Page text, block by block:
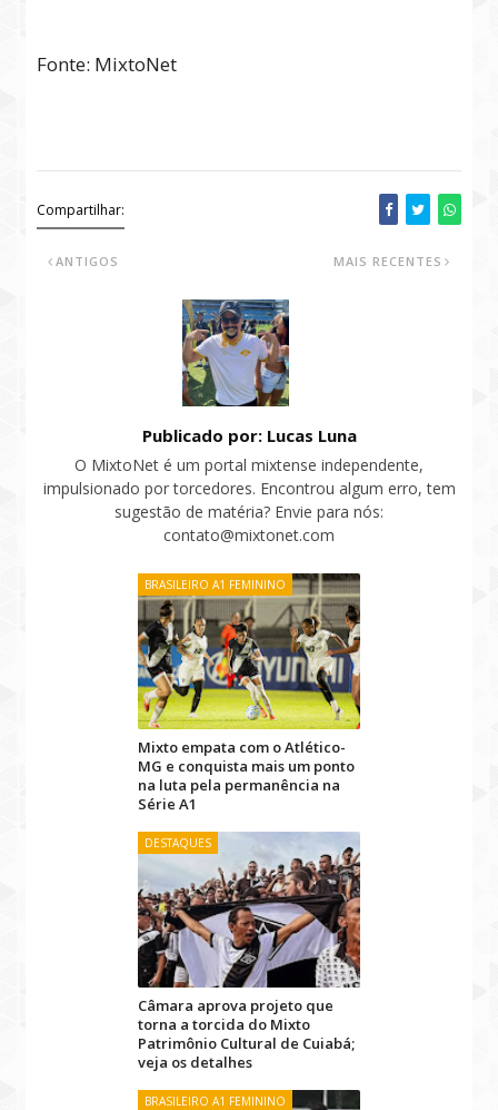
Fonte: MixtoNet
Compartilhar:
MAIS RECENTES
ANTIGOS
Publicado por: Lucas Luna
O MixtoNet é um portal mixtense independente,
impulsionado por torcedores. Encontrou algum erro, tem
sugestão de matéria? Envie para nós:
contato@mixtonet.com
BRASILEIRO A1 FEMININO
Mixto empata com o Atlético-
MG e conquista mais um ponto
na luta pela permanência na
Série A1
DESTAQUES
Câmara aprova projeto que
torna a torcida do Mixto
Patrimônio Cultural de Cuiabá;
veja os detalhes
BRASILEIRO A1 FEMININO